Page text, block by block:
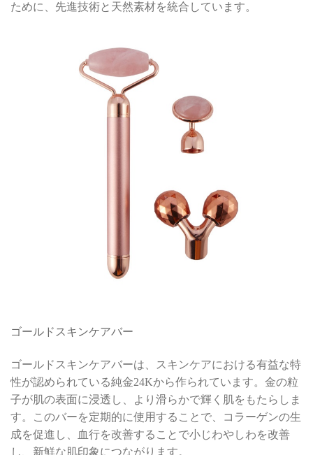
ために、先進技術と天然素材を統合しています。
ゴールドスキンケアバー
ゴールドスキンケアバーは、スキンケアにおける有益な特
性が認められている純金24Kから作られています。金の粒
子が肌の表面に浸透し、より滑らかで輝く肌をもたらしま
す。このバーを定期的に使用することで、コラーゲンの生
成を促進し、血行を改善することで小じわやしわを改善
し、新鮮な肌印象につながります。